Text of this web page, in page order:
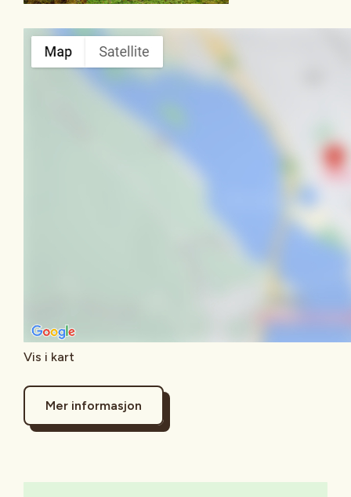
Vis i kart
Mer informasjon